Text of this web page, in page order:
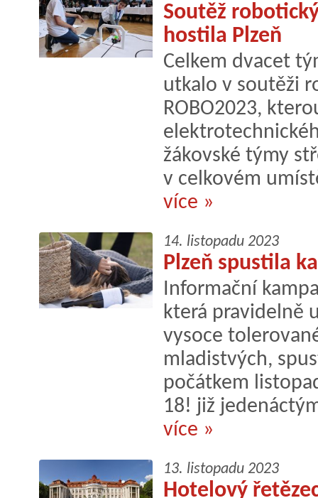
Soutěž
hostila Plzeň
Celkem dvacet
utkalo v soutěži
ROBO2023,
žákovské týmy
v celkovém
více »
14. listopadu 2023
Plzeň spustila
Informační
která pravidelně
vysoce
mladistvých,
počátkem
18! již
více »
13. listopadu 2023
Hotelový